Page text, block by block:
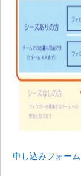
申し込みフォーム